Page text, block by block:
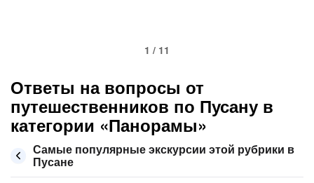
1 / 11
Ответы на вопросы от
путешественников по Пусану в
категории «Панорамы»
Самые популярные экскурсии этой рубрики в
Пусане